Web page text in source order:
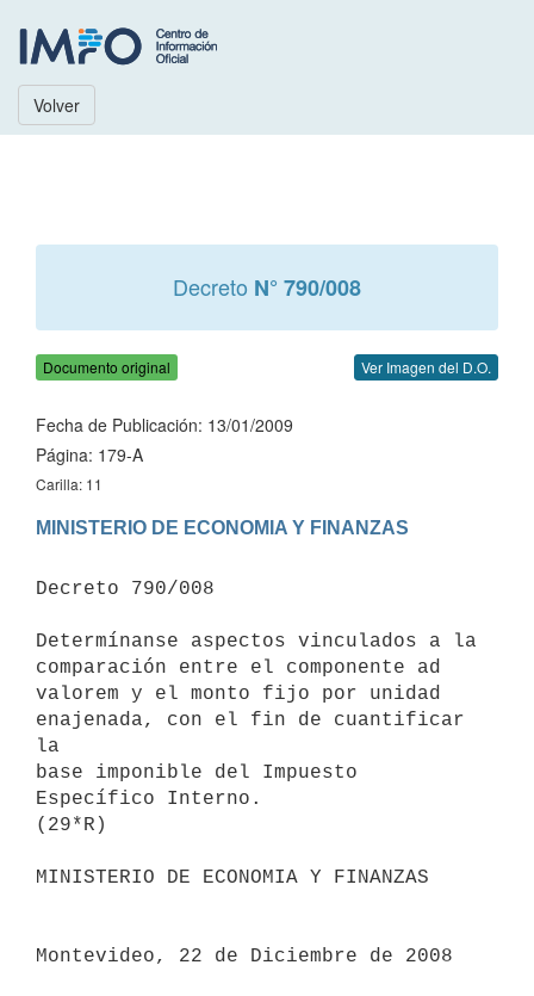
Volver
Decreto N° 790/008
Documento original Ver Imagen del D.O.
Fecha de Publicación: 13/01/2009
Página: 179-A
Carilla: 11
Decreto 790/008
Determínanse aspectos vinculados a la
comparación entre el componente ad
valorem y el monto fijo por unidad
enajenada, con el fin de cuantificar
la
base imponible del Impuesto
Específico Interno.
(29*R)
MINISTERIO DE ECONOMIA Y FINANZAS
Montevideo, 22 de Diciembre de 2008